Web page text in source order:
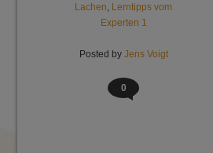
Lachen, Lerntipps vom
Experten 1
Posted by Jens Voigt
0